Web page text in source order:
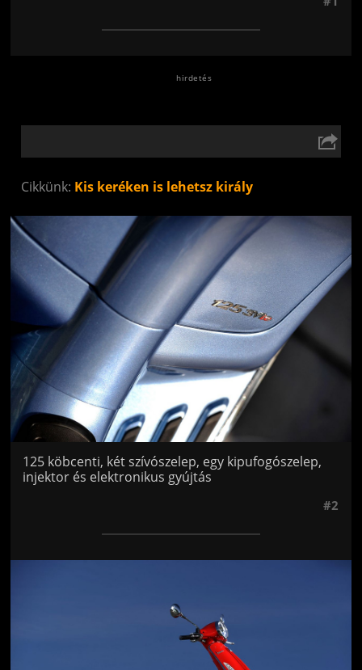
Cikkünk: Kis keréken is lehetsz király
Jön még kép!
125 köbcenti, két szívószelep, egy kipufogószelep,
injektor és elektronikus gyújtás
#2